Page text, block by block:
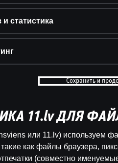
Эта игра недоступна
Пожалуйста,
эту игру на
и статистика
Сохранить и
11.lv ДЛЯ
или 11.lv) используем
такие как файлы браузера,
(совместно